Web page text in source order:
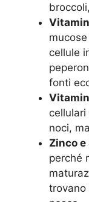
cellule
fonti
noci,
Zinco e
perché
trovano